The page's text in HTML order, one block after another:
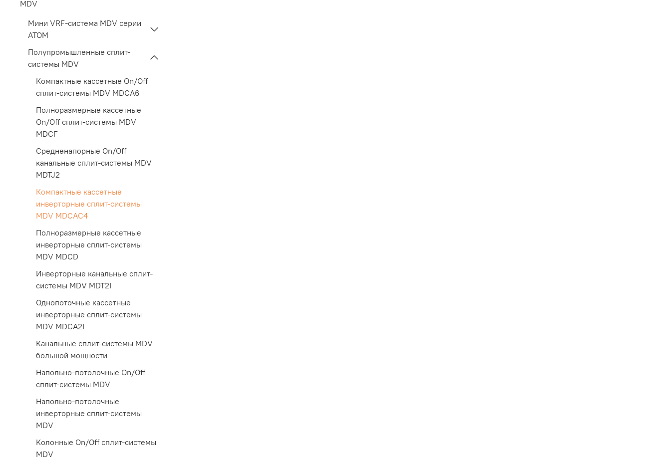
MDV
Мини VRF-система MDV серии
ATOM
Полупромышленные сплит-
системы MDV
Компактные кассетные On/Off
сплит-системы MDV MDCA6
Полноразмерные кассетные
On/Off сплит-системы MDV
MDCF
Средненапорные On/Off
канальные сплит-системы MDV
MDTJ2
Компактные кассетные
инверторные сплит-системы
MDV MDCAС4
Полноразмерные кассетные
инверторные сплит-системы
MDV MDCD
Инверторные канальные сплит-
системы MDV MDT2I
Однопоточные кассетные
инверторные сплит-системы
MDV MDCA2I
Канальные сплит-системы MDV
большой мощности
Напольно-потолочные On/Off
сплит-системы MDV
Напольно-потолочные
инверторные сплит-системы
MDV
Колонные On/Off сплит-системы
MDV